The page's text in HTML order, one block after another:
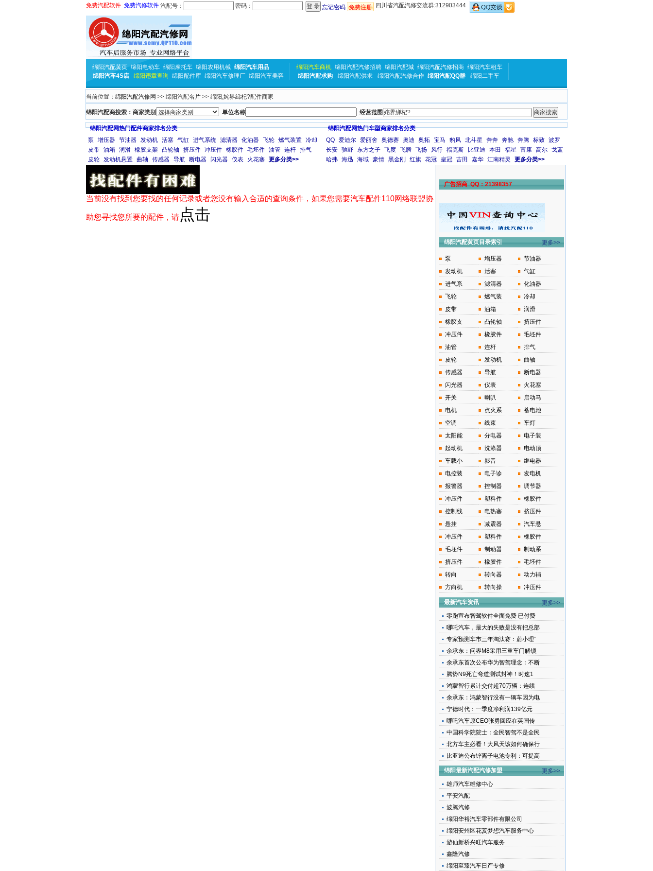
免费汽配软件 免费汽修软件 汽配号： 密码： 忘记密码 免费注册 四川省汽配汽修交流群:312903444
绵阳汽配黄页 绵阳电动车 绵阳摩托车 绵阳农用机械 绵阳汽车用品
绵阳汽车4S店
绵阳违章查询 绵阳配件库 绵阳汽车修理厂 绵阳汽车美容
绵阳汽车商机 绵阳汽配汽修招聘 绵阳汽配城 绵阳汽配汽修招商 绵阳汽车租车
绵阳汽配求购
绵阳汽配供求 绵阳汽配汽修合作 绵阳汽配QQ群 绵阳二手车
当前位置： 绵阳汽配汽修网 >> 绵阳汽配名片 >> 绵阳,姹界綈杞?配件商家
绵阳汽配商搜索：商家类别 单位名称 经营范围
绵阳汽配网热门配件商家排名分类
泵
增压器 节油器 发动机 活塞 气缸 进气系统 滤清器 化油器 飞轮 燃气装置 冷却
皮带 油箱 润滑 橡胶支架 凸轮轴 挤压件 冲压件 橡胶件 毛坯件 油管 连杆 排气
皮轮 发动机悬置 曲轴 传感器 导航 断电器 闪光器 仪表 火花塞 更多分类>>
绵阳汽配网热门车型商家排名分类
QQ 爱迪尔 爱丽舍 奥德赛 奥迪 奥拓 宝马 豹风 北斗星 奔奔 奔驰 奔腾 标致 波罗
长安 驰野 东方之子 飞度 飞腾 飞扬 风行 福克斯 比亚迪 本田 福星 富康 高尔 戈蓝
哈弗 海迅 海域 豪情 黑金刚 红旗 花冠 皇冠 吉田 嘉华 江南精灵 更多分类>>
当前没有找到您要找的任何记录或者您没有输入合适的查询条件，如果您需要汽车配件110网络联盟协
助您寻找您所要的配件，请 点击
广告招商 QQ：21398357
绵阳汽配黄页目录索引 更多>>
泵 增压器
节油器
发动机
活塞
气缸
进气系
滤清器
化油器
飞轮
燃气装
冷却
皮带
油箱
润滑
橡胶支
凸轮轴
挤压件
冲压件
橡胶件
毛坯件
油管
连杆
排气
皮轮
发动机
曲轴
传感器
导航
断电器
闪光器
仪表
火花塞
开关
喇叭
启动马
电机
点火系
蓄电池
空调
线束
车灯
太阳能
分电器
电子装
起动机
洗涤器
电动顶
车载小
影音
继电器
电控装
电子诊
发电机
报警器
控制器
调节器
冲压件
塑料件
橡胶件
控制线
电热塞
挤压件
悬挂
减震器
汽车悬
冲压件
塑料件
橡胶件
毛坯件
制动器
制动系
挤压件
橡胶件
毛坯件
转向
转向器
动力辅
方向机
转向操 冲压件
最新汽车资讯
更多>>
零跑宣布智驾软件全面免费 已付费
哪吒汽车，最大的失败是没有把总部
专家预测车市三年淘汰赛：蔚小理“
余承东：问界M8采用三重车门解锁
余承东首次公布华为智驾理念：不断
腾势N9死亡弯道测试封神！时速1
鸿蒙智行累计交付超70万辆：连续
余承东：鸿蒙智行没有一辆车因为电
宁德时代：一季度净利润139亿元
哪吒汽车原CEO张勇回应在英国传
中国科学院院士：全民智驾不是全民
北方车主必看！大风天该如何确保行
比亚迪公布锌离子电池专利：可提高
绵阳最新汽配汽修加盟
更多>>
雄师汽车维修中心
平安汽配
波腾汽修
绵阳华裕汽车零部件有限公司
绵阳安州区花荄梦想汽车服务中心
游仙新桥兴旺汽车服务
鑫隆汽修
绵阳至臻汽车日产专修